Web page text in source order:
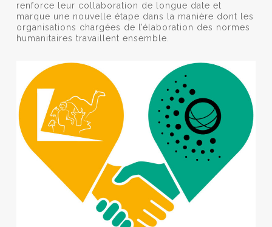
renforce leur collaboration de longue date et
marque une nouvelle étape dans la manière dont les
organisations chargées de l’élaboration des normes
humanitaires travaillent ensemble.